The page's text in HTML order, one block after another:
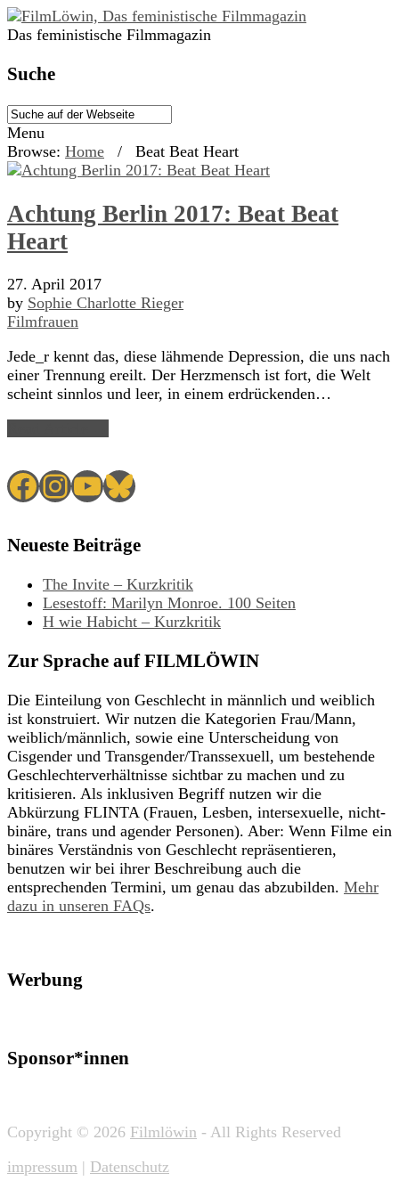
Das feministische Filmmagazin
Suche
Menu
Browse: Home / Beat Beat Heart
Achtung Berlin 2017: Beat Beat
Heart
27. April 2017
by Sophie Charlotte Rieger
Filmfrauen
Jede_r kennt das, diese lähmende Depression, die uns nach
einer Trennung ereilt. Der Herzmensch ist fort, die Welt
scheint sinnlos und leer, in einem erdrückenden…
Facebook
Instagram
YouTube
Bluesky
Neueste Beiträge
The Invite – Kurzkritik
Lesestoff: Marilyn Monroe. 100 Seiten
H wie Habicht – Kurzkritik
Zur Sprache auf FILMLÖWIN
Die Einteilung von Geschlecht in männlich und weiblich
ist konstruiert. Wir nutzen die Kategorien Frau/Mann,
weiblich/männlich, sowie eine Unterscheidung von
Cisgender und Transgender/Transsexuell, um bestehende
Geschlechterverhältnisse sichtbar zu machen und zu
kritisieren. Als inklusiven Begriff nutzen wir die
Abkürzung FLINTA (Frauen, Lesben, intersexuelle, nicht-
binäre, trans und agender Personen). Aber: Wenn Filme ein
binäres Verständnis von Geschlecht repräsentieren,
benutzen wir bei ihrer Beschreibung auch die
entsprechenden Termini, um genau das abzubilden. Mehr
dazu in unseren FAQs.
Werbung
Sponsor*innen
Copyright © 2026 Filmlöwin - All Rights Reserved
impressum | Datenschutz